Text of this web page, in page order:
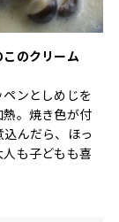
のクリーム
ンとしめじを
。焼き色が付
んだら、ほっ
も子どもも喜